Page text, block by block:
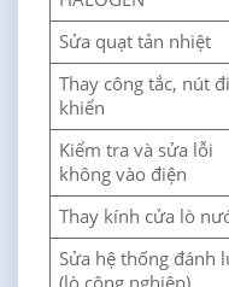
Sửa quạt tản nhiệt
Thay công tắc, nút
khiển
Kiểm tra và sửa lỗi
không vào điện
Thay kính cửa lò
Sửa hệ thống đánh